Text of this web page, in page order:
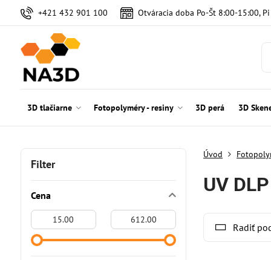
+421 432 901 100 Otváracia doba Po-Št 8:00-15:00,
3D tlačiarne Fotopolyméry - resiny 3D perá 3D
Úvod
UV DLP
Radiť
Filter
Cena
Od:
Do: